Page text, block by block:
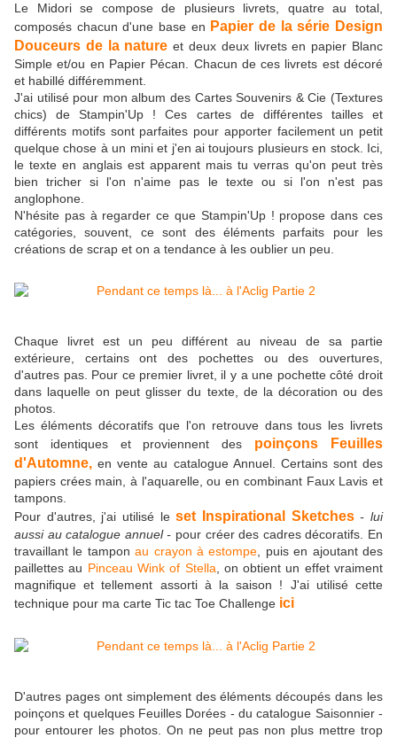
Le Midori se compose de plusieurs livrets, quatre au total,
composés chacun d'une base en Papier de la série Design
Douceurs de la nature et deux deux livrets en papier Blanc
Simple et/ou en Papier Pécan. Chacun de ces livrets est décoré
et habillé différemment.
J'ai utilisé pour mon album des Cartes Souvenirs & Cie (Textures
chics) de Stampin'Up ! Ces cartes de différentes tailles et
différents motifs sont parfaites pour apporter facilement un petit
quelque chose à un mini et j'en ai toujours plusieurs en stock. Ici,
le texte en anglais est apparent mais tu verras qu'on peut très
bien tricher si l'on n'aime pas le texte ou si l'on n'est pas
anglophone.
N'hésite pas à regarder ce que Stampin'Up ! propose dans ces
catégories, souvent, ce sont des éléments parfaits pour les
créations de scrap et on a tendance à les oublier un peu.
Chaque livret est un peu différent au niveau de sa partie
extérieure, certains ont des pochettes ou des ouvertures,
d'autres pas. Pour ce premier livret, il y a une pochette côté droit
dans laquelle on peut glisser du texte, de la décoration ou des
photos.
Les éléments décoratifs que l'on retrouve dans tous les livrets
sont identiques et proviennent des poinçons Feuilles
d'Automne, en vente au catalogue Annuel. Certains sont des
papiers crées main, à l'aquarelle, ou en combinant Faux Lavis et
tampons.
Pour d'autres, j'ai utilisé le set Inspirational Sketches - lui
aussi au catalogue annuel - pour créer des cadres décoratifs. En
travaillant le tamponau crayon à estompe , puis en ajoutant des
paillettes au Pinceau Wink of Stella , on obtient un effet vraiment
magnifique et tellement assorti à la saison ! J'ai utilisé cette
technique pour ma carte Tic tac Toe Challenge ici
D'autres pages ont simplement des éléments découpés dans les
poinçons et quelques Feuilles Dorées - du catalogue Saisonnier -
pour entourer les photos. On ne peut pas non plus mettre trop